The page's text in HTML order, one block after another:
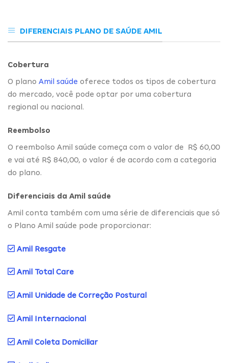
DIFERENCIAIS PLANO DE SAÚDE AMIL
Cobertura
O plano Amil saúde oferece todos os tipos de cobertura
do mercado, você pode optar por uma cobertura
regional ou nacional.
Reembolso
O reembolso Amil saúde começa com o valor de R$ 60,00
e vai até R$ 840,00, o valor é de acordo com a categoria
do plano.
Diferenciais da Amil saúde
Amil conta também com uma série de diferenciais que só
o Plano Amil saúde pode proporcionar:
Amil Resgate
Amil Total Care
Amil Unidade de Correção Postural
Amil Internacional
Amil Coleta Domiciliar